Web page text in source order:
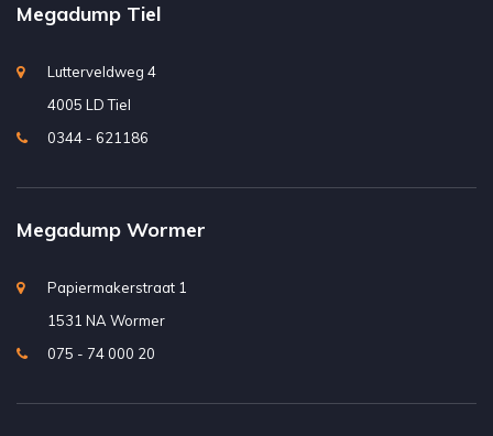
Megadump Tiel
Lutterveldweg 4
4005 LD Tiel
0344 - 621186
Megadump Wormer
Papiermakerstraat 1
1531 NA Wormer
075 - 74 000 20